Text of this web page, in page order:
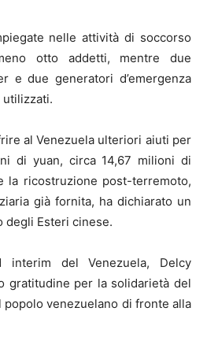
nelle attività di soccorso
otto addetti, mentre due
e due generatori d’emergenza
utilizzati.
al Venezuela ulteriori aiuti per
di yuan, circa 14,67 milioni di
la ricostruzione post-terremoto,
già fornita, ha dichiarato un
degli Esteri cinese.
del Venezuela, Delcy
gratitudine per la solidarietà del
venezuelano di fronte alla